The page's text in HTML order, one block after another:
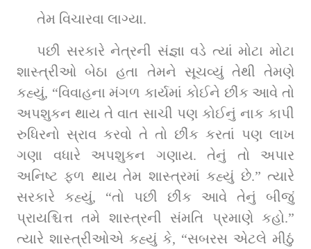
તેમ વિચારવા લાગ્યા.
પછી સરકારે નેત્રની સંજ્ઞા વડે ત્યાં મોટા મોટા
શાસ્ત્રીઓ બેઠા હતા તેમને સૂચવ્યું તેથી તેમણે
કહ્યું, “વિવાહના મંગળ કાર્યમાં કોઈને છીંક આવે તો
અપશુકન થાય તે વાત સાચી પણ કોઈનું નાક કાપી
રુધિરનો સ્રાવ કરવો તે તો છીંક કરતાં પણ લાખ
ગણા વધારે અપશુકન ગણાય. તેનું તો અપાર
અનિષ્ટ ફળ થાય તેમ શાસ્ત્રમાં કહ્યું છે.” ત્યારે
સરકારે કહ્યું, “તો પછી છીંક આવે તેનું બીજું
પ્રાયશ્ચિત્ત તમે શાસ્ત્રની સંમતિ પ્રમાણે કહો.”
ત્યારે શાસ્ત્રીઓએ કહ્યું કે, “સબરસ એટલે મીઠું